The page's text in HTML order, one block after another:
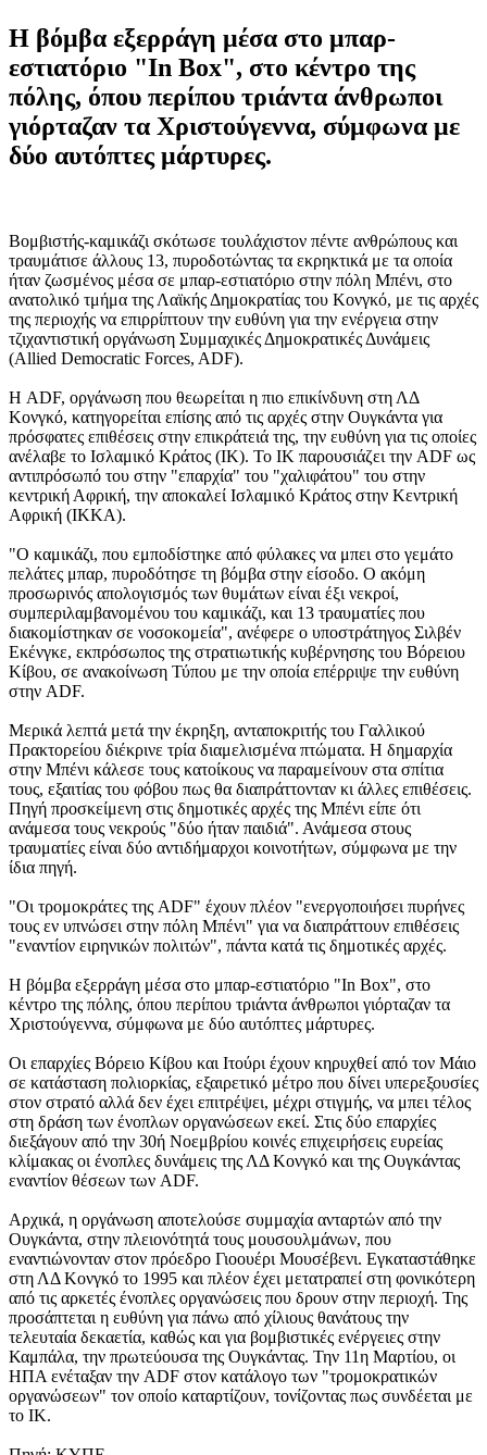
Η βόμβα εξερράγη μέσα στο μπαρ-
εστιατόριο "In Box", στο κέντρο της
πόλης, όπου περίπου τριάντα άνθρωποι
γιόρταζαν τα Χριστούγεννα, σύμφωνα με
δύο αυτόπτες μάρτυρες.
Βομβιστής-καμικάζι σκότωσε τουλάχιστον πέντε ανθρώπους και
τραυμάτισε άλλους 13, πυροδοτώντας τα εκρηκτικά με τα οποία
ήταν ζωσμένος μέσα σε μπαρ-εστιατόριο στην πόλη Μπένι, στο
ανατολικό τμήμα της Λαϊκής Δημοκρατίας του Κονγκό, με τις αρχές
της περιοχής να επιρρίπτουν την ευθύνη για την ενέργεια στην
τζιχαντιστική οργάνωση Συμμαχικές Δημοκρατικές Δυνάμεις
(Allied Democratic Forces, ADF).
Η ADF, οργάνωση που θεωρείται η πιο επικίνδυνη στη ΛΔ
Κονγκό, κατηγορείται επίσης από τις αρχές στην Ουγκάντα για
πρόσφατες επιθέσεις στην επικράτειά της, την ευθύνη για τις οποίες
ανέλαβε το Ισλαμικό Κράτος (ΙΚ). Το ΙΚ παρουσιάζει την ADF ως
αντιπρόσωπό του στην "επαρχία" του "χαλιφάτου" του στην
κεντρική Αφρική, την αποκαλεί Ισλαμικό Κράτος στην Κεντρική
Αφρική (ΙΚΚΑ).
"Ο καμικάζι, που εμποδίστηκε από φύλακες να μπει στο γεμάτο
πελάτες μπαρ, πυροδότησε τη βόμβα στην είσοδο. Ο ακόμη
προσωρινός απολογισμός των θυμάτων είναι έξι νεκροί,
συμπεριλαμβανομένου του καμικάζι, και 13 τραυματίες που
διακομίστηκαν σε νοσοκομεία", ανέφερε ο υποστράτηγος Σιλβέν
Εκένγκε, εκπρόσωπος της στρατιωτικής κυβέρνησης του Βόρειου
Κίβου, σε ανακοίνωση Τύπου με την οποία επέρριψε την ευθύνη
στην ADF.
Μερικά λεπτά μετά την έκρηξη, ανταποκριτής του Γαλλικού
Πρακτορείου διέκρινε τρία διαμελισμένα πτώματα. Η δημαρχία
στην Μπένι κάλεσε τους κατοίκους να παραμείνουν στα σπίτια
τους, εξαιτίας του φόβου πως θα διαπράττονταν κι άλλες επιθέσεις.
Πηγή προσκείμενη στις δημοτικές αρχές της Μπένι είπε ότι
ανάμεσα τους νεκρούς "δύο ήταν παιδιά". Ανάμεσα στους
τραυματίες είναι δύο αντιδήμαρχοι κοινοτήτων, σύμφωνα με την
ίδια πηγή.
"Οι τρομοκράτες της ADF" έχουν πλέον "ενεργοποιήσει πυρήνες
τους εν υπνώσει στην πόλη Μπένι" για να διαπράττουν επιθέσεις
"εναντίον ειρηνικών πολιτών", πάντα κατά τις δημοτικές αρχές.
Η βόμβα εξερράγη μέσα στο μπαρ-εστιατόριο "In Box", στο
κέντρο της πόλης, όπου περίπου τριάντα άνθρωποι γιόρταζαν τα
Χριστούγεννα, σύμφωνα με δύο αυτόπτες μάρτυρες.
Οι επαρχίες Βόρειο Κίβου και Ιτούρι έχουν κηρυχθεί από τον Μάιο
σε κατάσταση πολιορκίας, εξαιρετικό μέτρο που δίνει υπερεξουσίες
στον στρατό αλλά δεν έχει επιτρέψει, μέχρι στιγμής, να μπει τέλος
στη δράση των ένοπλων οργανώσεων εκεί. Στις δύο επαρχίες
διεξάγουν από την 30ή Νοεμβρίου κοινές επιχειρήσεις ευρείας
κλίμακας οι ένοπλες δυνάμεις της ΛΔ Κονγκό και της Ουγκάντας
εναντίον θέσεων των ADF.
Αρχικά, η οργάνωση αποτελούσε συμμαχία ανταρτών από την
Ουγκάντα, στην πλειονότητά τους μουσουλμάνων, που
εναντιώνονταν στον πρόεδρο Γιοουέρι Μουσέβενι. Εγκαταστάθηκε
στη ΛΔ Κονγκό το 1995 και πλέον έχει μετατραπεί στη φονικότερη
από τις αρκετές ένοπλες οργανώσεις που δρουν στην περιοχή. Της
προσάπτεται η ευθύνη για πάνω από χίλιους θανάτους την
τελευταία δεκαετία, καθώς και για βομβιστικές ενέργειες στην
Καμπάλα, την πρωτεύουσα της Ουγκάντας. Την 11η Μαρτίου, οι
ΗΠΑ ενέταξαν την ADF στον κατάλογο των "τρομοκρατικών
οργανώσεων" τον οποίο καταρτίζουν, τονίζοντας πως συνδέεται με
το ΙΚ.